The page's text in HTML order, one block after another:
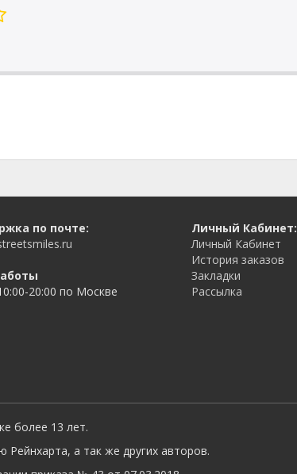
по почте:
20:00 по Москве
Личный Кабинет:
Личный Кабинет
История заказов
Закладки
Рассылка
более 13 лет.
а так же других авторов.